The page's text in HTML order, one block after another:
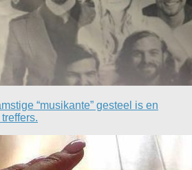
“musikante” gesteel is en